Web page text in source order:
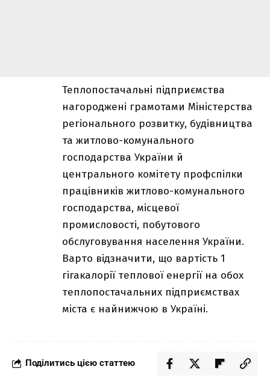
Теплопостачальні підприємства
нагороджені грамотами Міністерства
регіонального розвитку, будівництва
та житлово-комунального
господарства України й
центрального комітету профспілки
працівників житлово-комунального
господарства, місцевої
промисловості, побутового
обслуговування населення України.
Варто відзначити, що вартість 1
гігакалорії теплової енергії на обох
теплопостачальних підприємствах
міста є найнижчою в Україні.
Поділитись цією статтею